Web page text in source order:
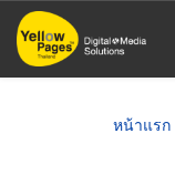
ข้าม
ไป
หน้าแรก